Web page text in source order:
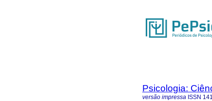
Psicologia:
versão impressa ISSN